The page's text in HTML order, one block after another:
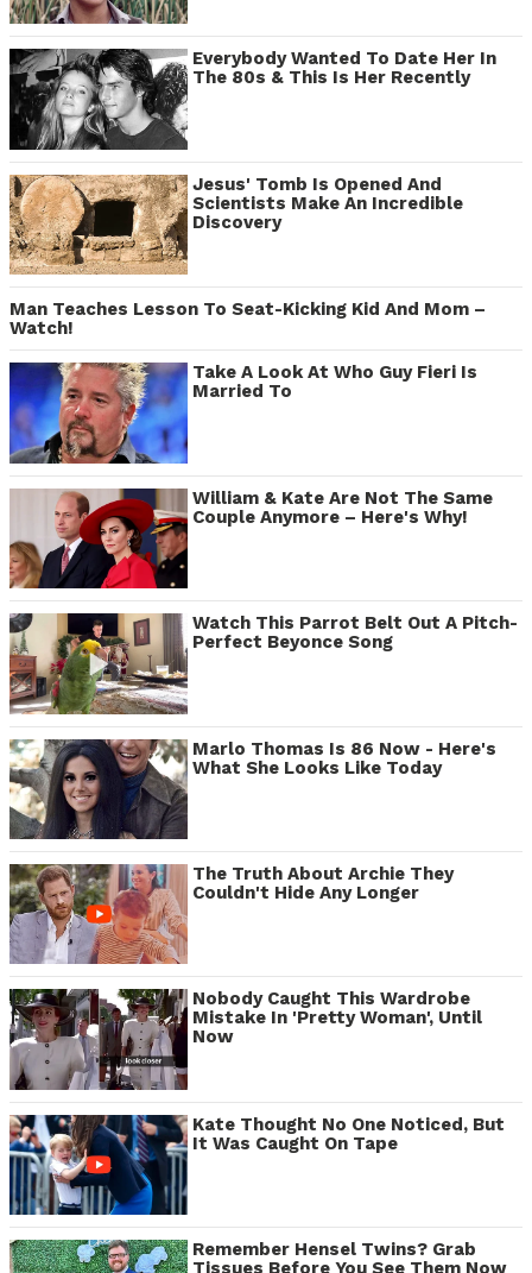
Everybody Wanted To Date Her In
The 80s & This Is Her Recently
Jesus' Tomb Is Opened And
Scientists Make An Incredible
Discovery
Man Teaches Lesson To Seat-Kicking Kid And Mom –
Watch!
Take A Look At Who Guy Fieri Is
Married To
William & Kate Are Not The Same
Couple Anymore – Here's Why!
Watch This Parrot Belt Out A Pitch-
Perfect Beyonce Song
Marlo Thomas Is 86 Now - Here's
What She Looks Like Today
The Truth About Archie They
Couldn't Hide Any Longer
Nobody Caught This Wardrobe
Mistake In 'Pretty Woman', Until
Now
Kate Thought No One Noticed, But
It Was Caught On Tape
Remember Hensel Twins? Grab
Tissues Before You See Them Now